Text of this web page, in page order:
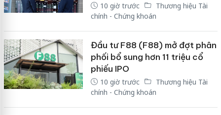
10 giờ trước
Thương hiệu Tài
chính - Chứng khoán
Đầu tư F88 (F88) mở đợt phân
phối bổ sung hơn 11 triệu cổ
phiếu IPO
10 giờ trước
Thương hiệu Tài
chính - Chứng khoán